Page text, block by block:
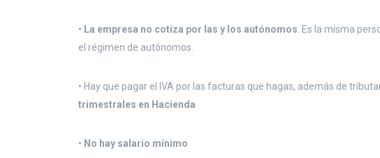
• La empresa no cotiza por las y los autónomos . Es la misma
el régimen de autónomos.
• Hay que pagar el IVA por las facturas que hagas, además de tributar
trimestrales en Hacienda
• No hay salario mínimo